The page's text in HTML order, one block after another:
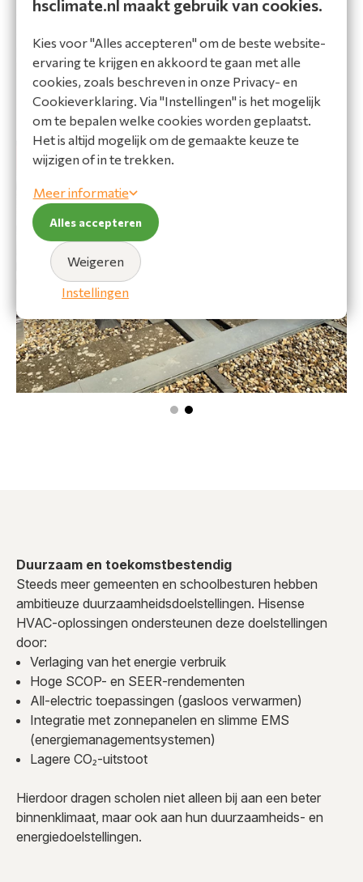
gelijkmatige luchtverdeling zonder storende geluiden. Dit
leerprestaties.
Duurzaam en toekomstbestendig
Steeds meer gemeenten en schoolbesturen hebben
ambitieuze duurzaamheidsdoelstellingen. Hisense
HVAC-oplossingen ondersteunen deze doelstellingen
door:
Verlaging van het energie verbruik
Hoge SCOP- en SEER-rendementen
All-electric toepassingen (gasloos verwarmen)
Integratie met zonnepanelen en slimme EMS
(energiemanagementsystemen)
Lagere CO₂-uitstoot
Hierdoor dragen scholen niet alleen bij aan een beter
binnenklimaat, maar ook aan hun duurzaamheids- en
energiedoelstellingen.
hsclimate.nl maakt gebruik van cookies.
Kies voor "Alles accepteren" om de beste website-
ervaring te krijgen en akkoord te gaan met alle
cookies, zoals beschreven in onze Privacy- en
Cookieverklaring. Via "Instellingen" is het mogelijk
om te bepalen welke cookies worden geplaatst.
Het is altijd mogelijk om de gemaakte keuze te
wijzigen of in te trekken.
Meer informatie
Instellingen
Weigeren
Alles accepteren